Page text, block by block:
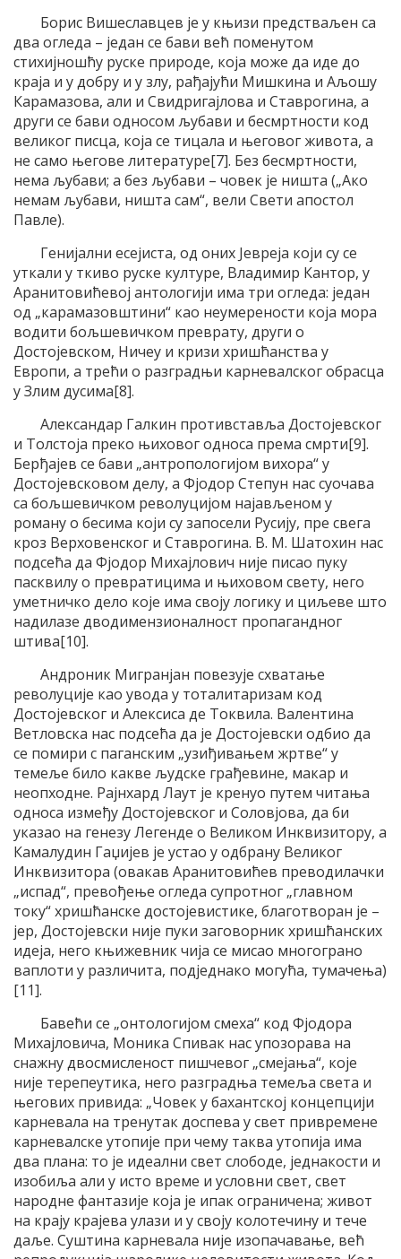
Борис Вишеславцев је у књизи предстваљен са
два огледа – један се бави већ поменутом
стихијношћу руске природе, која може да иде до
краја и у добру и у злу, рађајући Мишкина и Аљошу
Карамазова, али и Свидригајлова и Ставрогина, а
други се бави односом љубави и бесмртности код
великог писца, која се тицала и његовог живота, а
не само његове литературе[7]. Без бесмртности,
нема љубави; а без љубави – човек је ништа („Ако
немам љубави, ништа сам“, вели Свети апостол
Павле).
Генијални есејиста, од оних Јевреја који су се
уткали у ткиво руске културе, Владимир Кантор, у
Аранитовићевој антологији има три огледа: један
од „карамазовштини“ као неумерености која мора
водити бољшевичком преврату, други о
Достојевском, Ничеу и кризи хришћанства у
Европи, а трећи о разградњи карневалског обрасца
у Злим дусима[8].
Александар Галкин противставља Достојевског
и Толстоја преко њиховог односа према смрти[9].
Берђајев се бави „антропологијом вихора“ у
Достојевсковом делу, а Фјодор Степун нас суочава
са бољшевичком револуцијом најављеном у
роману о бесима који су запосели Русију, пре свега
кроз Верховенског и Ставрогина. В. М. Шатохин нас
подсећа да Фјодор Михајлович није писао пуку
пасквилу о превратицима и њиховом свету, него
уметничко дело које има своју логику и циљеве што
надилазе дводимензионалност пропагандног
штива[10].
Андроник Мигранјан повезује схватање
револуције као увода у тоталитаризам код
Достојевског и Алексиса де Токвила. Валентина
Ветловска нас подсећа да је Достојевски одбио да
се помири с паганским „узиђивањем жртве“ у
темеље било какве људске грађевине, макар и
неопходне. Рајнхард Лаут је кренуо путем читања
односа између Достојевског и Соловјова, да би
указао на генезу Легенде о Великом Инквизитору, а
Камалудин Гаџијев је устао у одбрану Великог
Инквизитора (овакав Аранитовићев преводилачки
„испад“, превођење огледа супротног „главном
току“ хришћанске достојевистике, благотворан је –
јер, Достојевски није пуки заговорник хришћанских
идеја, него књижевник чија се мисао многограно
ваплоти у различита, подједнако могућа, тумачења)
[11].
Бавећи се „онтологијом смеха“ код Фјодора
Михајловича, Моника Спивак нас упозорава на
снажну двосмисленост пишчевог „смејања“, које
није терепеутика, него разградња темеља света и
његових привида: „Човек у бахантској концепцији
карневала на тренутак доспева у свет привремене
карневалске утопије при чему таква утопија има
два плана: то је идеални свет слободе, једнакости и
изобиља али у исто време и условни свет, свет
народне фантазије која је ипак ограничена; живот
на крају крајева улази и у своју колотечину и тече
даље. Суштина карневала није изопачавање, већ